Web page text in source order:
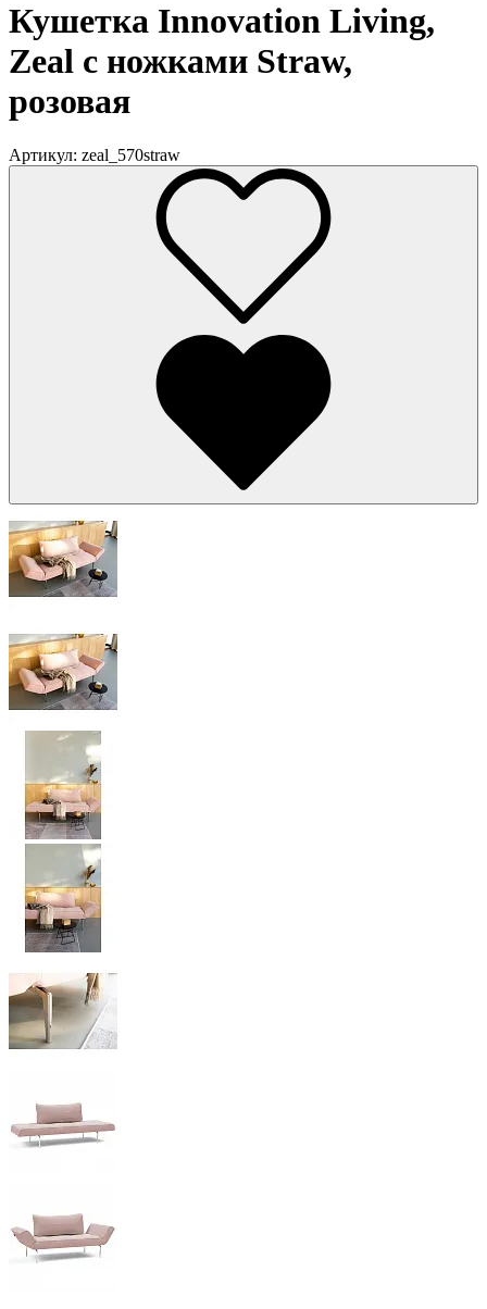
Кушетка Innovation Living,
Zeal с ножками Straw,
розовая
Артикул: zeal_570straw